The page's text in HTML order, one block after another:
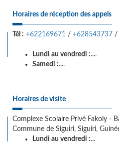
Horaires de réception des appels
Tél : +622169671 / +628543737 /
Lundi au vendredi :....
Samedi :....
Horaires de visite
Complexe Scolaire Privé Fakoly -
Commune de Siguiri, Siguiri,
Lundi au vendredi :...